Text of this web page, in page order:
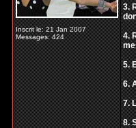
Inscrit le: 21 Jan 2007
Messages: 424
3.
4.
5.
6.
7.
8.